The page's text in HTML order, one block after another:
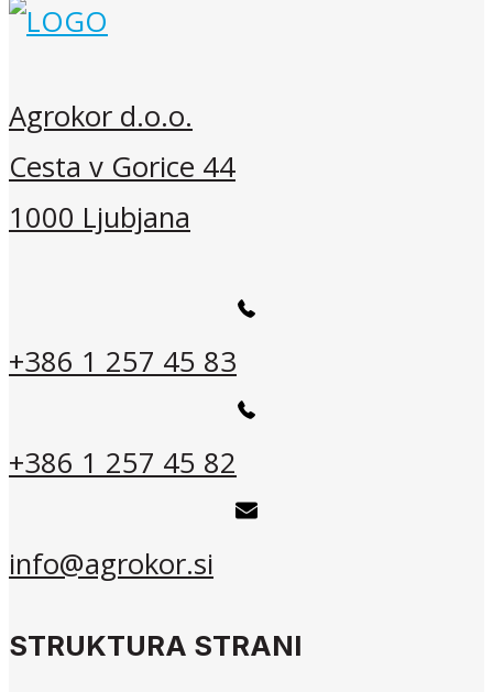
Agrokor d.o.o.
Cesta v Gorice 44
1000 Ljubjana
+386 1 257 45 83
+386 1 257 45 82
info@agrokor.si
STRUKTURA STRANI